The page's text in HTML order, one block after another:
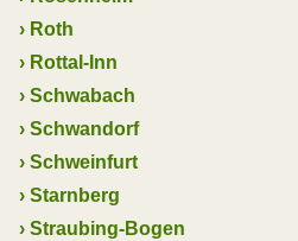
› Roth
› Rottal-Inn
› Schwabach
› Schwandorf
› Schweinfurt
› Starnberg
› Straubing-Bogen